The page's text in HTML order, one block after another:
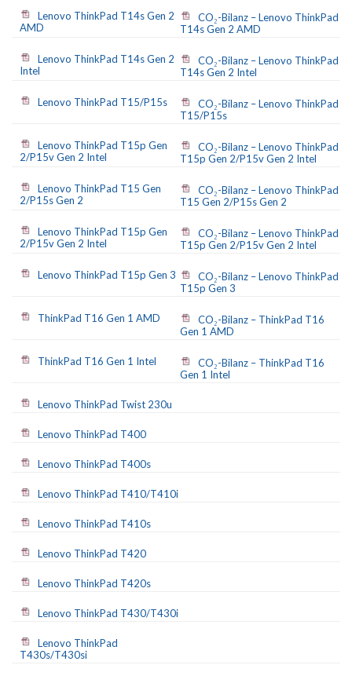
Lenovo ThinkPad T14s Gen 2
AMD
CO₂-Bilanz – Lenovo ThinkPad
T14s Gen 2 AMD
Lenovo ThinkPad T14s Gen 2
Intel
CO₂-Bilanz – Lenovo ThinkPad
T14s Gen 2 Intel
Lenovo ThinkPad T15/P15s
CO₂-Bilanz – Lenovo ThinkPad
T15/P15s
Lenovo ThinkPad T15p Gen
2/P15v Gen 2 Intel
CO₂-Bilanz – Lenovo ThinkPad
T15p Gen 2/P15v Gen 2 Intel
Lenovo ThinkPad T15 Gen
2/P15s Gen 2
CO₂-Bilanz – Lenovo ThinkPad
T15 Gen 2/P15s Gen 2
Lenovo ThinkPad T15p Gen
2/P15v Gen 2 Intel
CO₂-Bilanz – Lenovo ThinkPad
T15p Gen 2/P15v Gen 2 Intel
Lenovo ThinkPad T15p Gen 3
CO₂-Bilanz – Lenovo ThinkPad
T15p Gen 3
ThinkPad T16 Gen 1 AMD
CO₂-Bilanz – ThinkPad T16
Gen 1 AMD
ThinkPad T16 Gen 1 Intel
CO₂-Bilanz – ThinkPad T16
Gen 1 Intel
Lenovo ThinkPad Twist 230u
Lenovo ThinkPad T400
Lenovo ThinkPad T400s
Lenovo ThinkPad T410/T410i
Lenovo ThinkPad T410s
Lenovo ThinkPad T420
Lenovo ThinkPad T420s
Lenovo ThinkPad T430/T430i
Lenovo ThinkPad
T430s/T430si